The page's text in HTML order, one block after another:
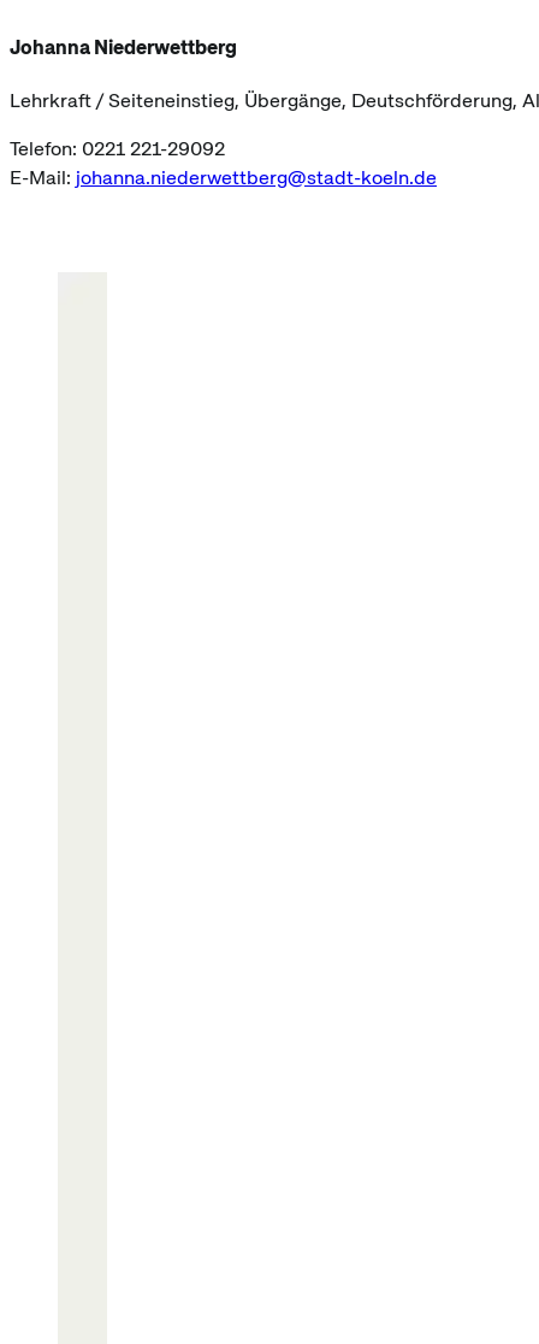
Johanna Niederwettberg
Lehrkraft / Seiteneinstieg, Übergänge, Deutschförderung,
Telefon: 0221 221-29092
E-Mail: johanna.niederwettberg@stadt-koeln.de